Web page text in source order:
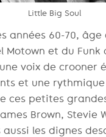
Little Big Soul
années 60-70, âge
Motown et du Funk
une voix de crooner
et une
ces petites
Brown, Stevie
aussi les dignes